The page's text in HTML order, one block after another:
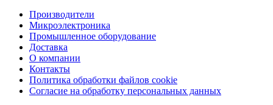
Производители
Микроэлектроника
Промышленное оборудование
Доставка
О компании
Контакты
Политика обработки файлов cookie
Согласие на обработку персональных данных